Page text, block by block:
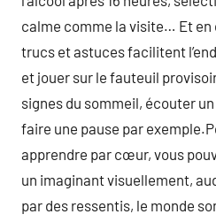
calme comme la visite… Et en
trucs et astuces facilitent
et jouer sur le fauteuil
signes du sommeil, écouter
faire une pause par
apprendre par cœur, vous
un imaginant visuellement,
par des ressentis, le monde